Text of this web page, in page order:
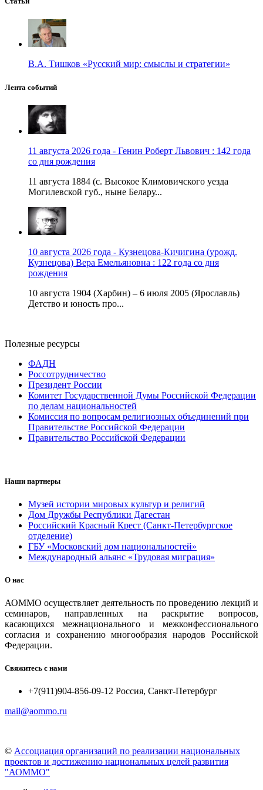
В.А. Тишков «Русский мир: смыслы и стратегии»
Лента событий
11 августа 2026 года - Генин Роберт Львович : 142 года
со дня рождения
11 августа 1884 (с. Высокое Климовичского уезда
Могилевской губ., ныне Белару...
10 августа 2026 года - Кузнецова-Кичигина (урожд.
Кузнецова) Вера Емельяновна : 122 года со дня
рождения
10 августа 1904 (Харбин) – 6 июля 2005 (Ярославль)
Детство и юность про...
Полезные ресурсы
ФАДН
Россотрудничество
Президент России
Комитет Государственной Думы Российской Федерации
по делам национальностей
Комиссия по вопросам религиозных объединений при
Правительстве Российской Федерации
Правительство Российской Федерации
Наши партнеры
Музей истории мировых культур и религий
Дом Дружбы Республики Дагестан
Российский Красный Крест (Санкт-Петербургское
отделение)
ГБУ «Московский дом национальностей»
Международный альянс «Трудовая миграция»
О нас
АОММО осуществляет деятельность по проведению лекций и
семинаров, направленных на раскрытие вопросов,
касающихся межнационального и межконфессионального
согласия и сохранению многообразия народов Российской
Федерации.
Свяжитесь с нами
+7(911)904-856-09-12 Россия, Санкт-Петербург
mail@aommo.ru
© Ассоциация организаций по реализации национальных
проектов и достижению национальных целей развития
"АОММО"